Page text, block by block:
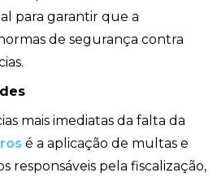
para garantir que a
de segurança contra
mais imediatas da falta da
é a aplicação de multas e
responsáveis pela fiscalização,